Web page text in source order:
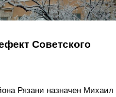
Советского
Рязани назначен Михаил